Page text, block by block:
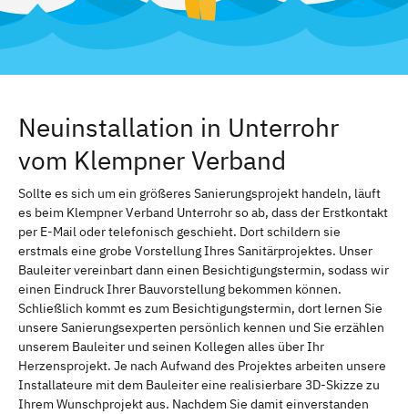
Neuinstallation in Unterrohr
vom Klempner Verband
Sollte es sich um ein größeres Sanierungsprojekt handeln, läuft
es beim Klempner Verband Unterrohr so ab, dass der Erstkontakt
per E-Mail oder telefonisch geschieht. Dort schildern sie
erstmals eine grobe Vorstellung Ihres Sanitärprojektes. Unser
Bauleiter vereinbart dann einen Besichtigungstermin, sodass wir
einen Eindruck Ihrer Bauvorstellung bekommen können.
Schließlich kommt es zum Besichtigungstermin, dort lernen Sie
unsere Sanierungsexperten persönlich kennen und Sie erzählen
unserem Bauleiter und seinen Kollegen alles über Ihr
Herzensprojekt. Je nach Aufwand des Projektes arbeiten unsere
Installateure mit dem Bauleiter eine realisierbare 3D-Skizze zu
Ihrem Wunschprojekt aus. Nachdem Sie damit einverstanden